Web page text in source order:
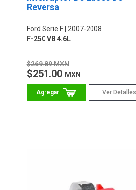
Reversa
Ford Serie F
2007-2008
F-250 V8 4.6L
$269.89 MXN
$251.00 MXN
Ver Detalles